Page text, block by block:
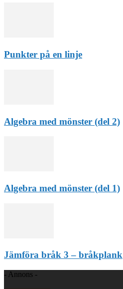
Punkter på en linje
Algebra med mönster (del 2)
Algebra med mönster (del 1)
Jämföra bråk 3 – bråkplank
- Annons -